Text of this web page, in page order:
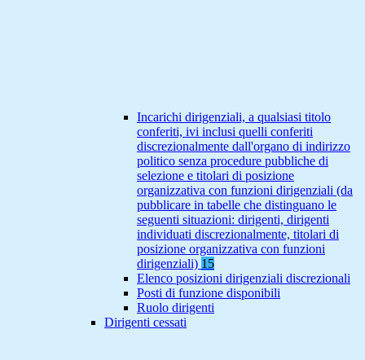
Incarichi dirigenziali, a qualsiasi titolo
conferiti, ivi inclusi quelli conferiti
discrezionalmente dall'organo di indirizzo
politico senza procedure pubbliche di
selezione e titolari di posizione
organizzativa con funzioni dirigenziali (da
pubblicare in tabelle che distinguano le
seguenti situazioni: dirigenti, dirigenti
individuati discrezionalmente, titolari di
posizione organizzativa con funzioni
dirigenziali) 15
Elenco posizioni dirigenziali discrezionali
Posti di funzione disponibili
Ruolo dirigenti
Dirigenti cessati